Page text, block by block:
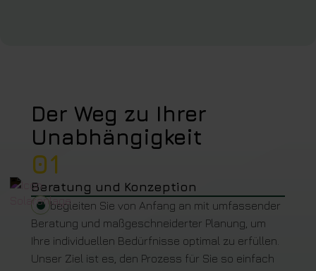
Der Weg zu Ihrer
Unabhängigkeit
01
Beratung und Konzeption
Wir begleiten Sie von Anfang an mit umfassender
Beratung und maßgeschneiderter Planung, um
Ihre individuellen Bedürfnisse optimal zu erfüllen.
Unser Ziel ist es, den Prozess für Sie so einfach